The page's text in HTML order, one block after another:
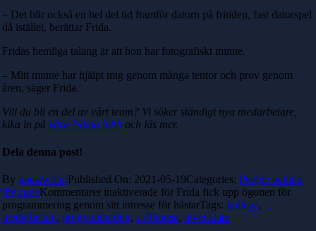
– Det blir också en hel del tid framför datorn på fritiden, fast datorspel
då istället, berättar Frida.
Fridas hemliga talang är att hon har fotografiskt minne.
– Mitt minne har hjälpt mig genom många tentor och prov genom
åren, säger Frida.
Vill du bli en del av vårt team? Vi söker ständigt nya medarbetare,
kika in på våra lediga jobb och läs mer.
Dela denna post!
By guestwriterPublished On: 2021-05-19Categories: People behind
the codeKommentarer inaktiverade för Frida fick upp ögonen för
programmering genom sitt intresse för hästarTags: kollega,
medarbetare, programmering, softhouse, utvecklare